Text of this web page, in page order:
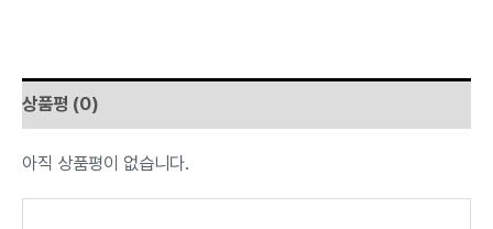
상품평 (0)
아직 상품평이 없습니다.